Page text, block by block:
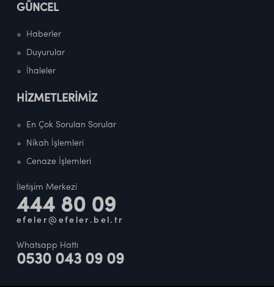
GÜNCEL
Haberler
Duyurular
İhaleler
HİZMETLERİMİZ
En Çok Sorulan Sorular
Nikah İşlemleri
Cenaze İşlemleri
İletişim Merkezi
444 80 09
efeler@efeler.bel.tr
Whatsapp Hattı
0530 043 09 09